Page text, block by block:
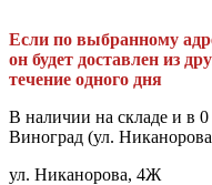
Если по выбранному
он будет доставлен из
течение одного дня
В наличии на складе и в 0
Виноград (ул.
ул. Никанорова, 4Ж